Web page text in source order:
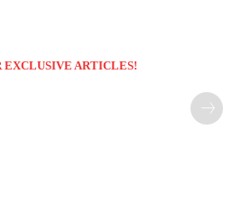
EXCLUSIVE ARTICLES!